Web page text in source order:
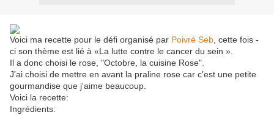
Voici ma recette pour le défi organisé par Poivré Seb , cette fois -
ci son thème est lié à «La lutte contre le cancer du sein ».
Il a donc choisi le rose, "Octobre, la cuisine Rose".
J'ai choisi de mettre en avant la praline rose car c'est une petite
gourmandise que j'aime beaucoup.
Voici la recette:
Ingrédients: